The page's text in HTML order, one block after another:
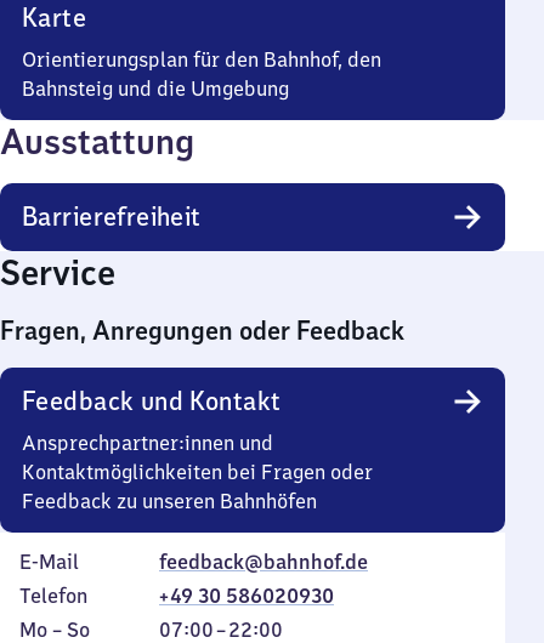
Karte
Orientierungsplan für den Bahnhof, den
Bahnsteig und die Umgebung
Ausstattung
Barrierefreiheit
Service
Fragen, Anregungen oder Feedback
Feedback und Kontakt
Ansprechpartner:innen und
Kontaktmöglichkeiten bei Fragen oder
Feedback zu unseren Bahnhöfen
E-Mail
feedback@bahnhof.de
Telefon
+49 30 586020930
Montag
Mo – So,
07:00–22:00
Von